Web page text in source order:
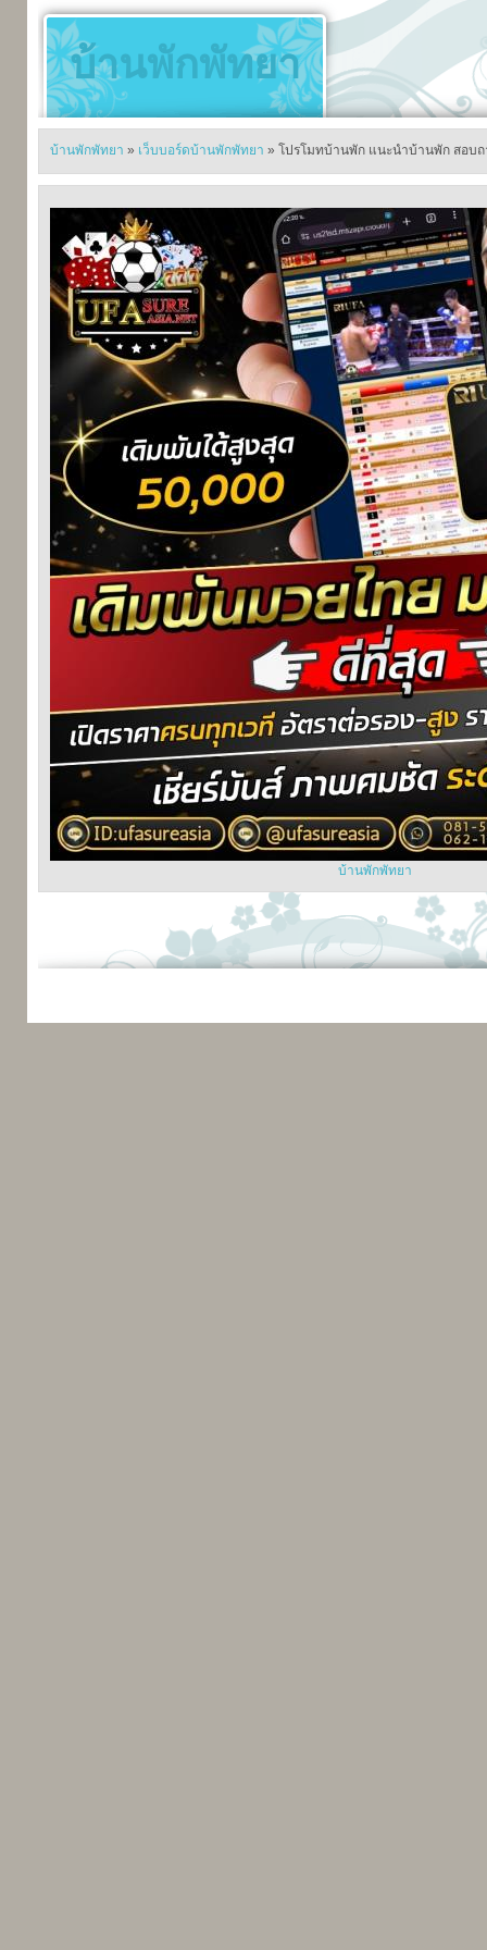
บ้านพักพัทยา
บ้านพักพัทยา » เว็บบอร์ดบ้านพักพัทยา » โปรโมทบ้านพัก แนะนำบ้านพัก สอบถ
บ้านพักพัทยา